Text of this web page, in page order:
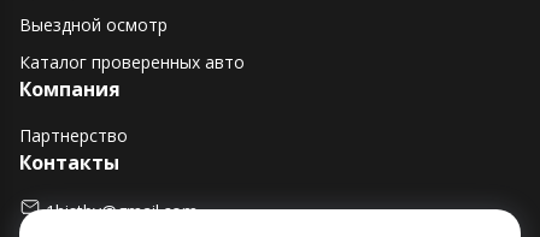
Выездной осмотр
Каталог проверенных авто
Компания
Партнерство
Контакты
1histby@gmail.com